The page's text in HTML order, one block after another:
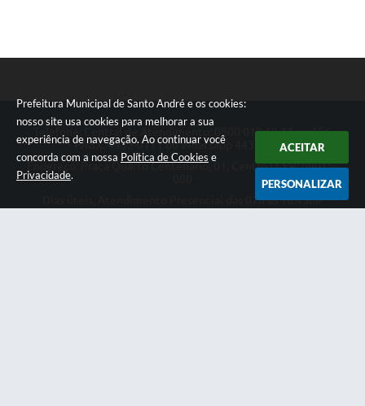
Prefeitura Municipal de Santo André e os cookies:
nosso site usa cookies para melhorar a sua
experiência de navegação. Ao continuar você
concorda com a nossa Política de Cookies e
Privacidade.
ACEITAR
PERSONALIZAR
Telefone: Central de Atendimento: 0800 019 19 44 ou 156
PABX: 4433-0111 ou Whatsapp 4433-0123
Endereço: Praça Quarto Centenário, 01, Centro | CEP: 09015-
Dias úteis, Atendimento Presencial das 07h as 18:45he